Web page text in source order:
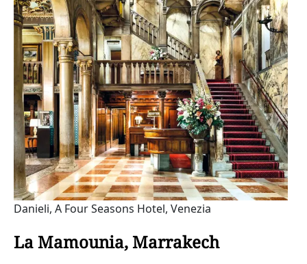
Danieli, A Four Seasons Hotel, Venezia
La Mamounia, Marrakech